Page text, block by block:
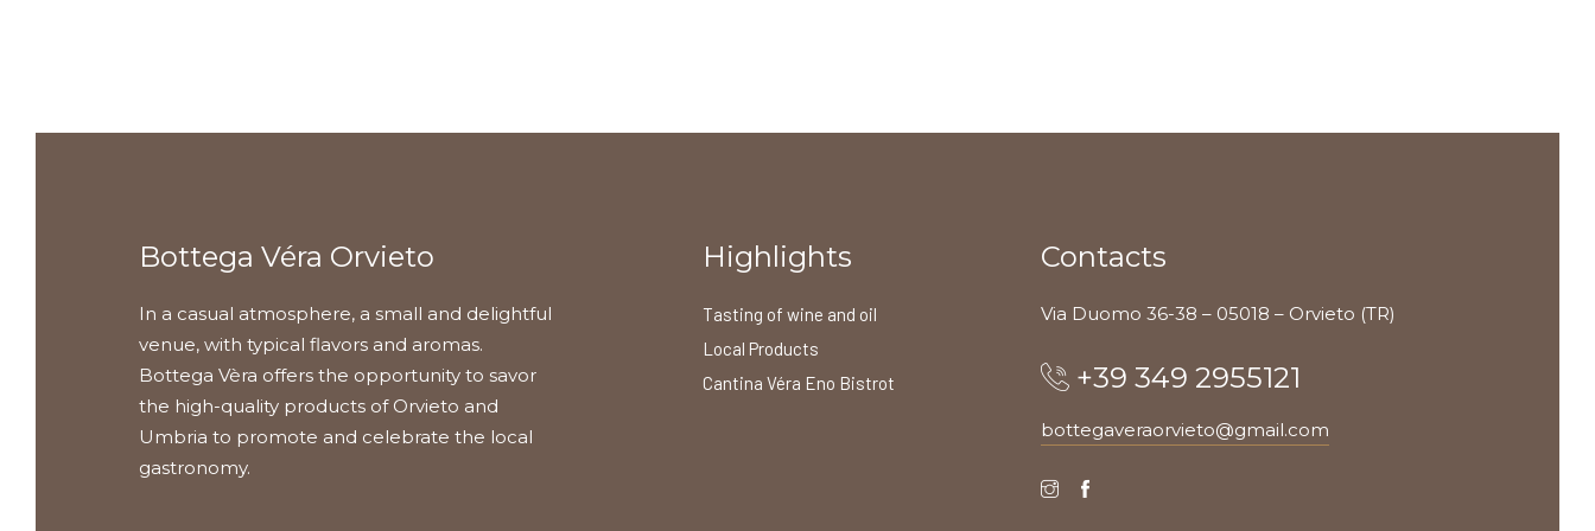
Bottega Véra Orvieto
In a casual atmosphere, a small and delightful
venue, with typical flavors and aromas.
Bottega Vèra offers the opportunity to savor
the high-quality products of Orvieto and
Umbria to promote and celebrate the local
gastronomy.
Highlights
Tasting of wine and oil
Local Products
Cantina Véra Eno Bistrot
Contacts
Via Duomo 36-38 – 05018 – Orvieto (TR)
+39 349 2955121
bottegaveraorvieto@gmail.com